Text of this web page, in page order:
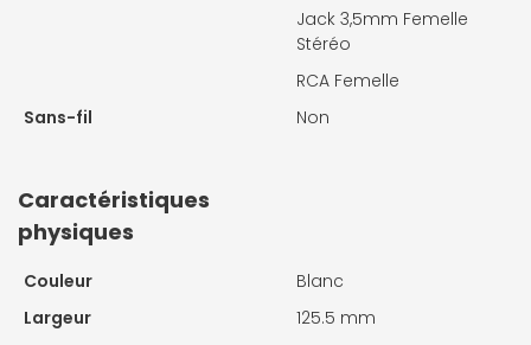
Jack 3,5mm Femelle
Stéréo
RCA Femelle
Sans-fil
Non
Caractéristiques
physiques
Couleur
Blanc
Largeur
125.5 mm